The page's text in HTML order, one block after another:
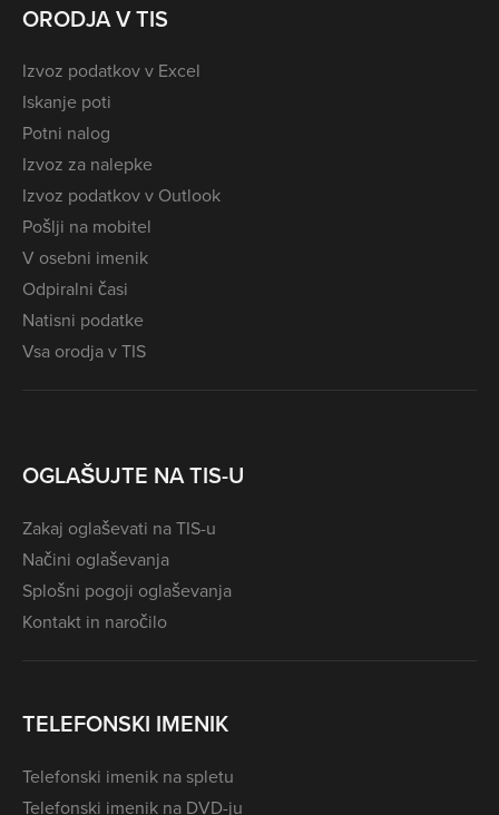
ORODJA V TIS
Izvoz podatkov v Excel
Iskanje poti
Potni nalog
Izvoz za nalepke
Izvoz podatkov v Outlook
Pošlji na mobitel
V osebni imenik
Odpiralni časi
Natisni podatke
Vsa orodja v TIS
OGLAŠUJTE NA TIS-U
Zakaj oglaševati na TIS-u
Načini oglaševanja
Splošni pogoji oglaševanja
Kontakt in naročilo
TELEFONSKI IMENIK
Telefonski imenik na spletu
Telefonski imenik na DVD-ju